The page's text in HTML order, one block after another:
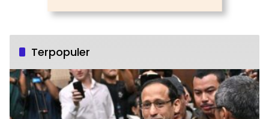
Terpopuler